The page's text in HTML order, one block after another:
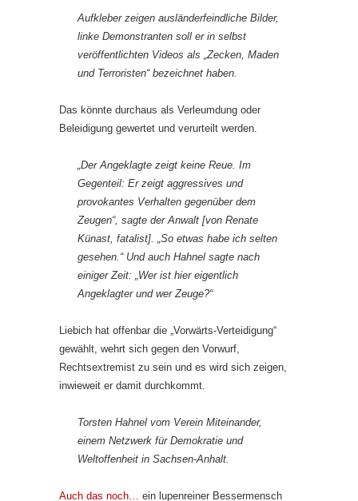
Aufkleber zeigen ausländerfeindliche Bilder,
linke Demonstranten soll er in selbst
veröffentlichten Videos als „Zecken, Maden
und Terroristen“ bezeichnet haben.
Das könnte durchaus als Verleumdung oder
Beleidigung gewertet und verurteilt werden.
„Der Angeklagte zeigt keine Reue. Im
Gegenteil: Er zeigt aggressives und
provokantes Verhalten gegenüber dem
Zeugen“, sagte der Anwalt [von Renate
Künast, fatalist]. „So etwas habe ich selten
gesehen.“ Und auch Hahnel sagte nach
einiger Zeit: „Wer ist hier eigentlich
Angeklagter und wer Zeuge?“
Liebich hat offenbar die „Vorwärts-Verteidigung“
gewählt, wehrt sich gegen den Vorwurf,
Rechtsextremist zu sein und es wird sich zeigen,
inwieweit er damit durchkommt.
Torsten Hahnel vom Verein Miteinander,
einem Netzwerk für Demokratie und
Weltoffenheit in Sachsen-Anhalt.
Auch das noch…
ein lupenreiner Bessermensch